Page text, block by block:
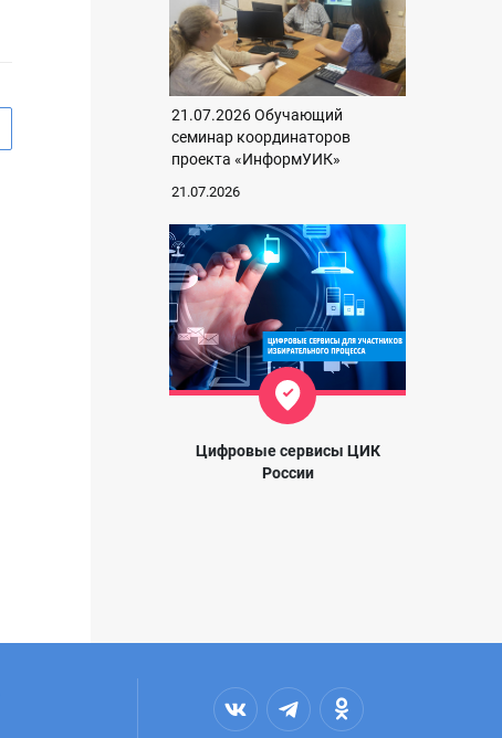
21.07.2026 Обучающий
семинар координаторов
проекта «ИнформУИК»
21.07.2026
Цифровые сервисы ЦИК
России